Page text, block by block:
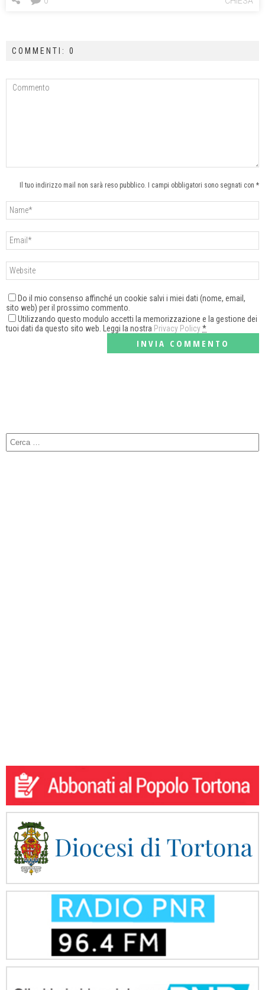
COMMENTI: 0
Il tuo indirizzo mail non sarà reso pubblico. I campi obbligatori sono segnati con *
Do il mio consenso affinché un cookie salvi i miei dati (nome, email,
sito web) per il prossimo commento.
Utilizzando questo modulo accetti la memorizzazione e la gestione dei
tuoi dati da questo sito web. Leggi la nostra Privacy Policy*